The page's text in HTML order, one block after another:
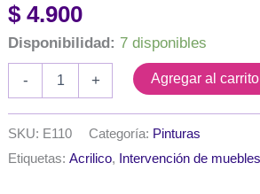
$ 4.900
Disponibilidad: 7 disponibles
-
-
Violeta
+ Agregar al carrito
SKU: E110 Categoría: Pinturas
Etiquetas:Acrilico, Intervención de muebles